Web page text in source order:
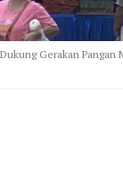
Gerakan Pangan